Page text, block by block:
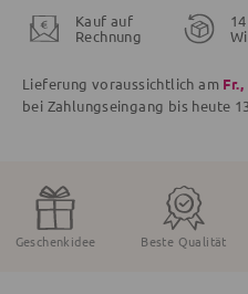
Kauf auf
Rechnung
Lieferung voraussichtlich am Fr.,
bei Zahlungseingang bis heute
Geschenkidee Beste Qualität